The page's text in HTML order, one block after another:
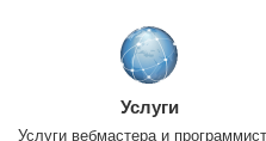
Услуги
Услуги вебмастера и